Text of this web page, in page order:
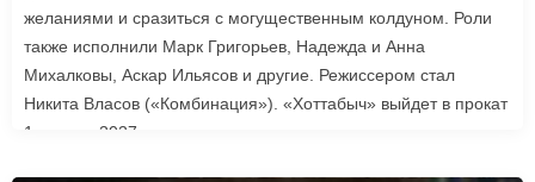
желаниями и сразиться с могущественным колдуном. Роли
также исполнили Марк Григорьев, Надежда и Анна
Михалковы, Аскар Ильясов и другие. Режиссером стал
Никита Власов («Комбинация»). «Хоттабыч» выйдет в прокат
1 января 2027 года.